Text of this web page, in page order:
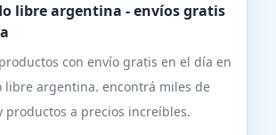
libre argentina - envíos gratis
con envío gratis en el día en
libre argentina. encontrá miles de
productos a precios increíbles.